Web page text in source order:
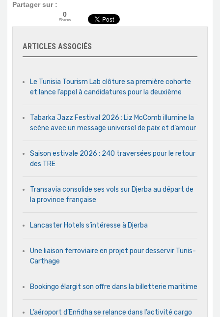
Partager sur :
0
Shares
ARTICLES ASSOCIÉS
Le Tunisia Tourism Lab clôture sa première cohorte
et lance l’appel à candidatures pour la deuxième
Tabarka Jazz Festival 2026 : Liz McComb illumine la
scène avec un message universel de paix et d’amour
Saison estivale 2026 : 240 traversées pour le retour
des TRE
Transavia consolide ses vols sur Djerba au départ de
la province française
Lancaster Hotels s’intéresse à Djerba
Une liaison ferroviaire en projet pour desservir Tunis-
Carthage
Bookingo élargit son offre dans la billetterie maritime
L’aéroport d’Enfidha se relance dans l’activité cargo